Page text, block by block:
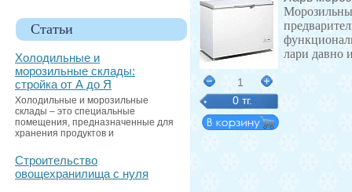
Статьи
Холодильные и
морозильные склады:
стройка от А до Я
Холодильные и морозильные
склады – это специальные
помещения, предназначенные для
хранения продуктов и
Строительство
овощехранилища с нуля
1
0 тг.
лари давно